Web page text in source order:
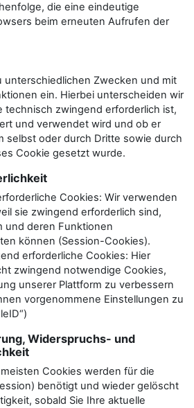
die eine eindeutige
beim erneuten Aufrufen der
unterschiedlichen Zwecken und mit
ein. Hierbei unterscheiden wir
technisch zwingend erforderlich ist,
und verwendet wird und ob er
selbst oder durch Dritte sowie durch
Cookie gesetzt wurde.
Cookies: Wir verwenden
sie zwingend erforderlich sind,
und deren Funktionen
können (Session-Cookies).
erforderliche Cookies: Hier
zwingend notwendige Cookies,
unserer Plattform zu verbessern
vorgenommene Einstellungen zu
Widerspruchs- und
Cookies werden für die
benötigt und wieder gelöscht
sobald Sie Ihre aktuelle